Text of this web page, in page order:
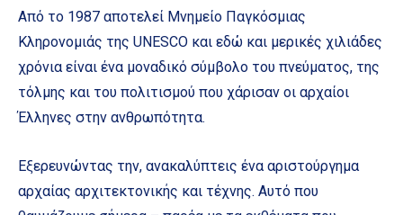
Από το 1987 αποτελεί Μνημείο Παγκόσμιας
Κληρονομιάς της UNESCO και εδώ και μερικές χιλιάδες
χρόνια είναι ένα μοναδικό σύμβολο του πνεύματος, της
τόλμης και του πολιτισμού που χάρισαν οι αρχαίοι
Έλληνες στην ανθρωπότητα.
Εξερευνώντας την, ανακαλύπτεις ένα αριστούργημα
αρχαίας αρχιτεκτονικής και τέχνης. Αυτό που